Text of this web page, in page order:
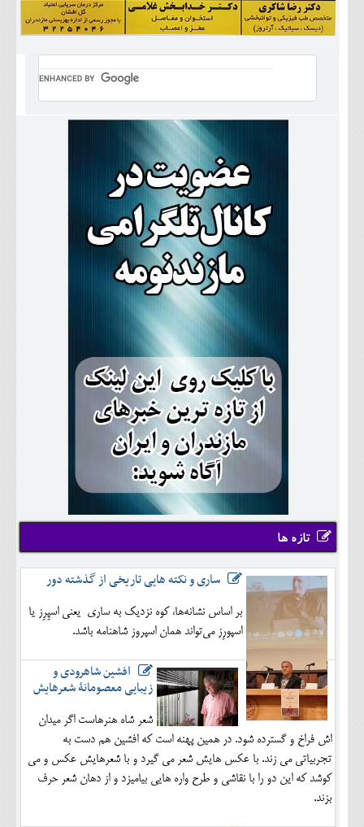
تازه ها
ساری و نکته هایی تاریخی از گذشته دور
بر اساس نشانه‌ها، کوه نزدیک به ساری یعنی اسپِرِز یا
اسپورِز می‌تواند همان اسپروز شاهنامه باشد.
افشین شاهرودی و
زیبایی معصومانۀ شعرهایش
شعر شاه هنرهاست اگر میدان
اش فراخ و گسترده شود. در همین پهنه است که افشین هم دست به
تجربیاتی می زند. با عکس هایش شعر می گیرد و با شعرهایش عکس و می
کوشد که این دو را با نقاشی و طرح واره هایی بیامیزد و از دهان شعر حرف
بزند.